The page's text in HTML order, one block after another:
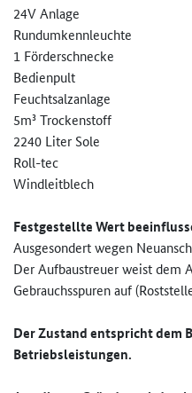
24V Anlage
Rundumkennleuchte
1 Förderschnecke
Bedienpult
Feuchtsalzanlage
5m³ Trockenstoff
2240 Liter Sole
Roll-tec
Windleitblech
Festgestellte Wert
Ausgesondert wegen
Der Aufbaustreuer weist dem
Gebrauchsspuren auf
Der Zustand entspricht dem
Betriebsleistungen.